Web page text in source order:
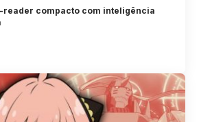
reader compacto com inteligência